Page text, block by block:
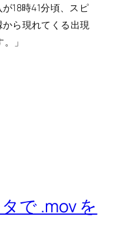
18時41分頃、スピ
ら現れてくる出現
」
で .mov を